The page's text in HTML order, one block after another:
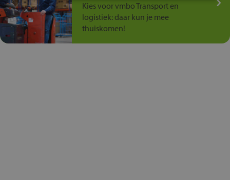
Kies voor vmbo Transport en
logistiek: daar kun je mee
thuiskomen!